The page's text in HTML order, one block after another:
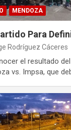
MENDOZA
Para
Rodríguez Cáceres
el resultado
vs. Impsa, que